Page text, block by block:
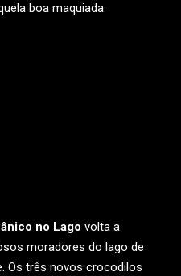
boa maquiada.
no Lago volta a
moradores do lago de
Os três novos crocodilos